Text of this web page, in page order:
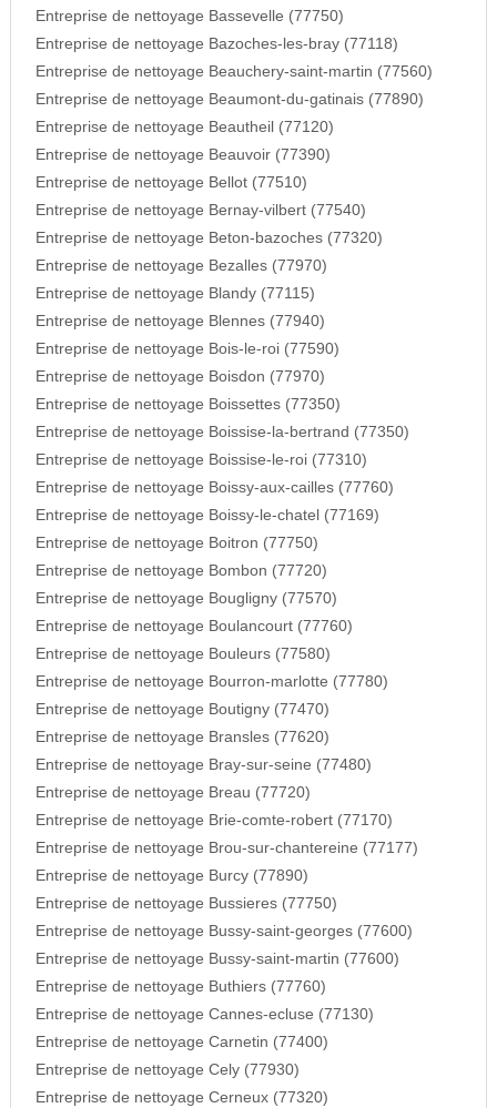
Entreprise de nettoyage Bassevelle (77750)
Entreprise de nettoyage Bazoches-les-bray (77118)
Entreprise de nettoyage Beauchery-saint-martin (77560)
Entreprise de nettoyage Beaumont-du-gatinais (77890)
Entreprise de nettoyage Beautheil (77120)
Entreprise de nettoyage Beauvoir (77390)
Entreprise de nettoyage Bellot (77510)
Entreprise de nettoyage Bernay-vilbert (77540)
Entreprise de nettoyage Beton-bazoches (77320)
Entreprise de nettoyage Bezalles (77970)
Entreprise de nettoyage Blandy (77115)
Entreprise de nettoyage Blennes (77940)
Entreprise de nettoyage Bois-le-roi (77590)
Entreprise de nettoyage Boisdon (77970)
Entreprise de nettoyage Boissettes (77350)
Entreprise de nettoyage Boissise-la-bertrand (77350)
Entreprise de nettoyage Boissise-le-roi (77310)
Entreprise de nettoyage Boissy-aux-cailles (77760)
Entreprise de nettoyage Boissy-le-chatel (77169)
Entreprise de nettoyage Boitron (77750)
Entreprise de nettoyage Bombon (77720)
Entreprise de nettoyage Bougligny (77570)
Entreprise de nettoyage Boulancourt (77760)
Entreprise de nettoyage Bouleurs (77580)
Entreprise de nettoyage Bourron-marlotte (77780)
Entreprise de nettoyage Boutigny (77470)
Entreprise de nettoyage Bransles (77620)
Entreprise de nettoyage Bray-sur-seine (77480)
Entreprise de nettoyage Breau (77720)
Entreprise de nettoyage Brie-comte-robert (77170)
Entreprise de nettoyage Brou-sur-chantereine (77177)
Entreprise de nettoyage Burcy (77890)
Entreprise de nettoyage Bussieres (77750)
Entreprise de nettoyage Bussy-saint-georges (77600)
Entreprise de nettoyage Bussy-saint-martin (77600)
Entreprise de nettoyage Buthiers (77760)
Entreprise de nettoyage Cannes-ecluse (77130)
Entreprise de nettoyage Carnetin (77400)
Entreprise de nettoyage Cely (77930)
Entreprise de nettoyage Cerneux (77320)